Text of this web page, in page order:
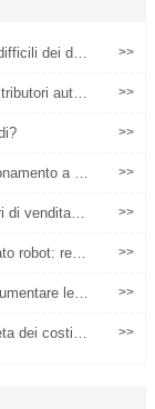
dei dist
>>
auto
>>
>>
a lu
>>
di vendita di
>>
robot: refri
>>
le v
>>
dei costi,
>>